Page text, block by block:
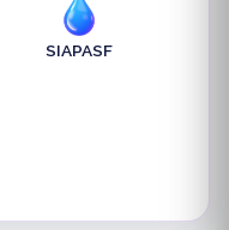
SIAPASF